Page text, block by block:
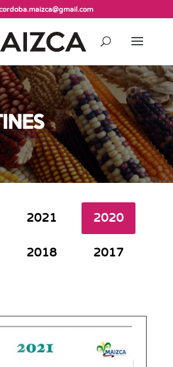
2021 2020
2018 2017